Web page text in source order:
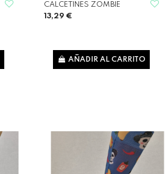
CALCETINES ZOMBIE
13,29 €
AÑADIR AL CARRITO